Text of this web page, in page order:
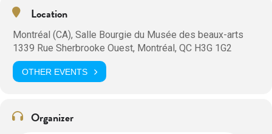
Location
Montréal (CA), Salle Bourgie du Musée des beaux-arts
1339 Rue Sherbrooke Ouest, Montréal, QC H3G 1G2
OTHER EVENTS
Organizer